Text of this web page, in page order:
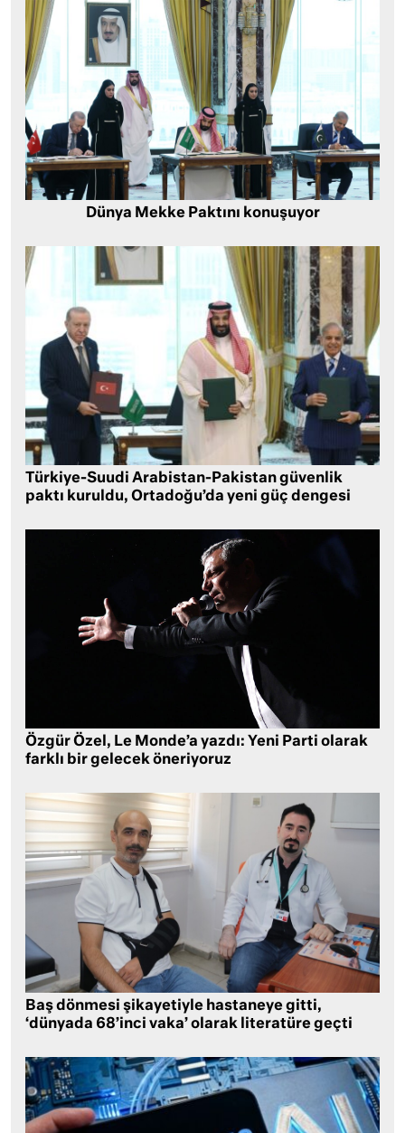
Dünya Mekke Paktını konuşuyor
Türkiye-Suudi Arabistan-Pakistan güvenlik
paktı kuruldu, Ortadoğu’da yeni güç dengesi
Özgür Özel, Le Monde’a yazdı: Yeni Parti olarak
farklı bir gelecek öneriyoruz
Baş dönmesi şikayetiyle hastaneye gitti,
‘dünyada 68’inci vaka’ olarak literatüre geçti